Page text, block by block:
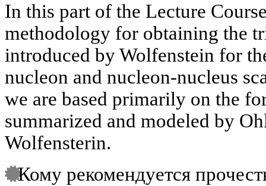
In this part of the Lecture
methodology for obtaining the
introduced by Wolfenstein for
nucleon and nucleon-nucleus
we are based primarily on the
summarized and modeled by
Wolfensterin.
Кому рекомендуется